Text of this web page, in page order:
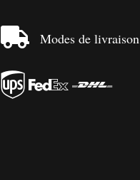
 Modes de livraison
